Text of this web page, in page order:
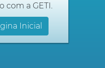
com a GETI.
Inicial